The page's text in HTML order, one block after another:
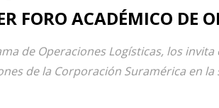
FORO ACADÉMICO DE
de Operaciones Logísticas, los
de la Corporación Suramérica en